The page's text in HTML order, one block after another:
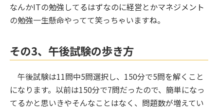
なんかITの勉強してるはずなのに経営とかマネジメント
の勉強一生懸命やってて笑っちゃいますね。
その3、午後試験の歩き方
午後試験は11問中5問選択し、150分で5問を解くこと
になります。以前は150分で7問だったので、簡単になっ
てるかと思いきやそんなことはなく、問題数が増えてい